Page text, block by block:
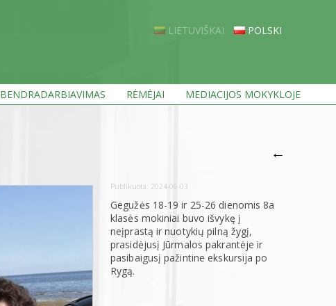
LIETUVIŠKAI POLSKI
BENDRADARBIAVIMAS RĖMĖJAI MEDIACIJOS MOKYKLOJE
←
Publikuota: 2024-06-03
Gegužės 18-19 ir 25-26 dienomis 8a
klasės mokiniai buvo išvykę į
neįprastą ir nuotykių pilną žygį,
prasidėjusį Jūrmalos pakrantėje ir
pasibaigusį pažintine ekskursija po
Rygą.